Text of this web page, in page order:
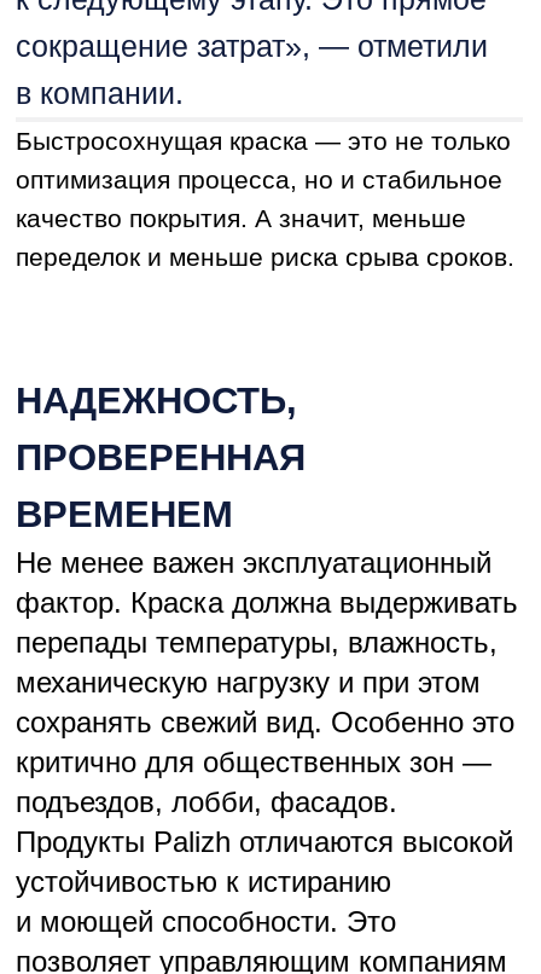
ЦВЕТ, КОТОРЫЙ
ФОРМИРУЕТ РЕПУТАЦИЮ
Сегодня краска перестала быть просто
«расходником». Это язык бренда,
инструмент позиционирования, маркер
«Наши специалисты выезжают
на объект, помогают подобрать
консультируют подрядчика
по нанесению. Мы разрабатываем
индивидуальные карты цветов,
организуем обучение для мастеров,
выстраиваем логистику точно
Оксана Судницына
десятки организационных вопросов
и минимизирует риски.
«Мы — надежный партнер, который
гарантирует не только качество
продукта, но и качество сервиса,
что в строительстве ценится на вес
Роман Бланк
+7 (909)055-72-22
brv@palitra.udm.ru